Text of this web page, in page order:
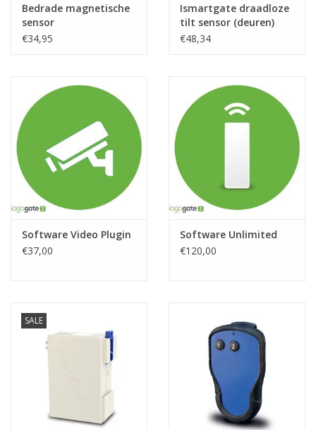
Bedrade magnetische
sensor
€34,95
Ismartgate draadloze
tilt sensor (deuren)
€48,34
Software Video Plugin
€37,00
Software Unlimited
€120,00
SALE